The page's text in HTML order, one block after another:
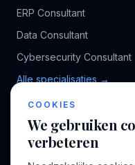
ERP Consultant
Data Consultant
Cybersecurity Consultant
Alle specialisaties →
BEDRIJF
COOKIES
We gebruiken
verbeteren